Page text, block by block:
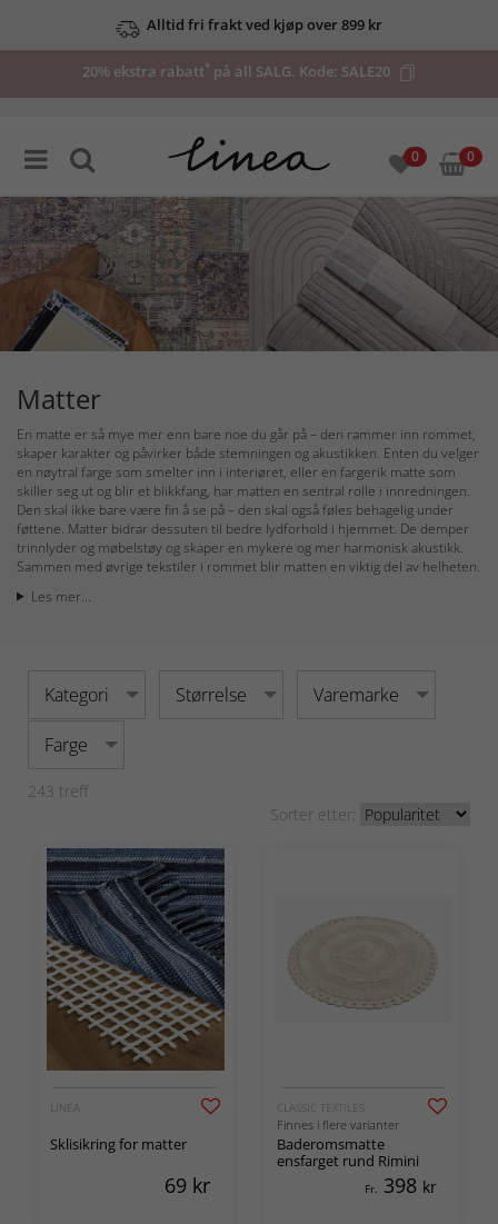
Se våre tilbud her
20% ekstra rabatt* på all SALG. Kode: SALE20
0 0
Matter
En matte er så mye mer enn bare noe du går på – den rammer inn rommet,
skaper karakter og påvirker både stemningen og akustikken. Enten du velger
en nøytral farge som smelter inn i interiøret, eller en fargerik matte som
skiller seg ut og blir et blikkfang, har matten en sentral rolle i innredningen.
Den skal ikke bare være fin å se på – den skal også føles behagelig under
føttene. Matter bidrar dessuten til bedre lydforhold i hjemmet. De demper
trinnlyder og møbelstøy og skaper en mykere og mer harmonisk akustikk.
Sammen med øvrige tekstiler i rommet blir matten en viktig del av helheten.
Les mer...
Kategori Størrelse Varemarke
Farge
243 treff
Sorter etter:
LINEA
Sklisikring for matter
69 kr
CLASSIC TEXTILES
Finnes i flere varianter
Baderomsmatte
ensfarget rund Rimini
Fr. 398 kr